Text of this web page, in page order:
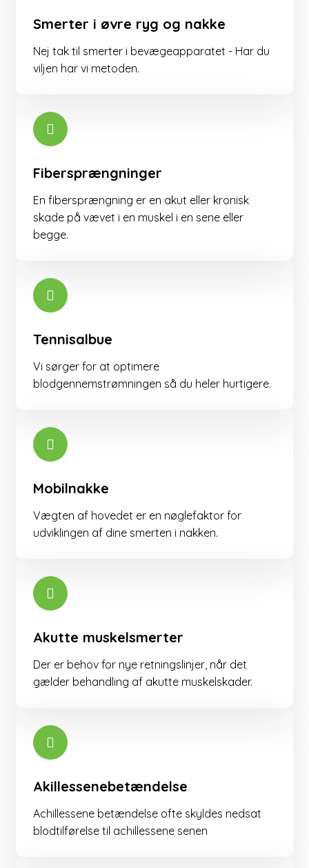
Smerter i øvre ryg og nakke
Nej tak til smerter i bevægeapparatet - Har du
viljen har vi metoden.
Fibersprængninger
En fibersprængning er en akut eller kronisk
skade på vævet i en muskel i en sene eller
begge. ​
Tennisalbue
Vi sørger for at optimere
blodgennemstrømningen så du heler hurtigere.​​
Mobilnakke
Vægten af ​​hovedet er en nøglefaktor for
udviklingen af dine smerten i nakken.
Akutte muskelsmerter
Der er behov for nye retningslinjer, når det
gælder behandling af akutte muskelskader.
Akillessenebetændelse
​Achillessene betændelse ofte skyldes nedsat
blodtilførelse til achillessene senen